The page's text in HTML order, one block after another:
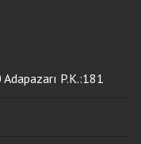
P.K.:181